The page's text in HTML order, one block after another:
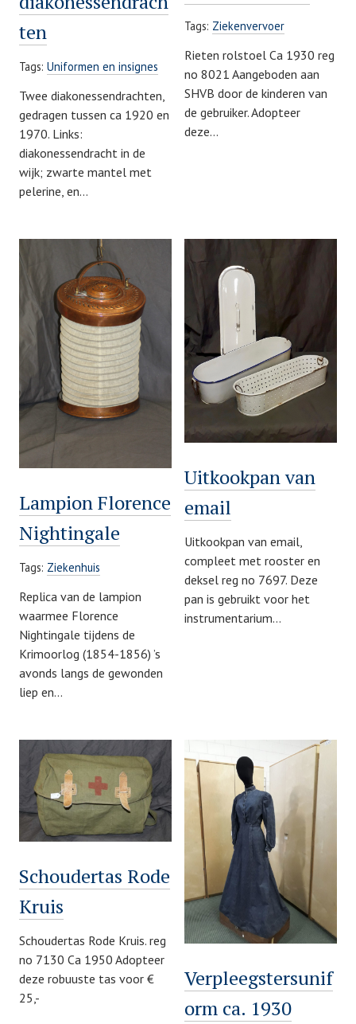
ten
Tags: Uniformen en insignes
Twee diakonessendrachten,
gedragen tussen ca 1920 en
1970. Links:
diakonessendracht in de
wijk; zwarte mantel met
pelerine, en…
Tags: Ziekenvervoer
Rieten rolstoel Ca 1930 reg
no 8021 Aangeboden aan
SHVB door de kinderen van
de gebruiker. Adopteer
deze…
Lampion Florence
Nightingale
Tags: Ziekenhuis
Replica van de lampion
waarmee Florence
Nightingale tijdens de
Krimoorlog (1854-1856) ’s
avonds langs de gewonden
liep en…
Uitkookpan van
email
Uitkookpan van email,
compleet met rooster en
deksel reg no 7697. Deze
pan is gebruikt voor het
instrumentarium…
Schoudertas Rode
Kruis
Schoudertas Rode Kruis. reg
no 7130 Ca 1950 Adopteer
deze robuuste tas voor €
25,-
Verpleegstersunif
orm ca. 1930